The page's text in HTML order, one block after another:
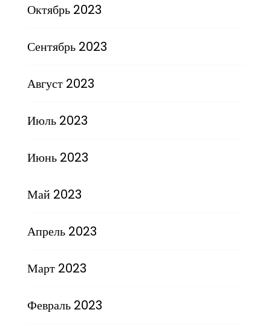
Октябрь 2023
Сентябрь 2023
Август 2023
Июль 2023
Июнь 2023
Май 2023
Апрель 2023
Март 2023
Февраль 2023